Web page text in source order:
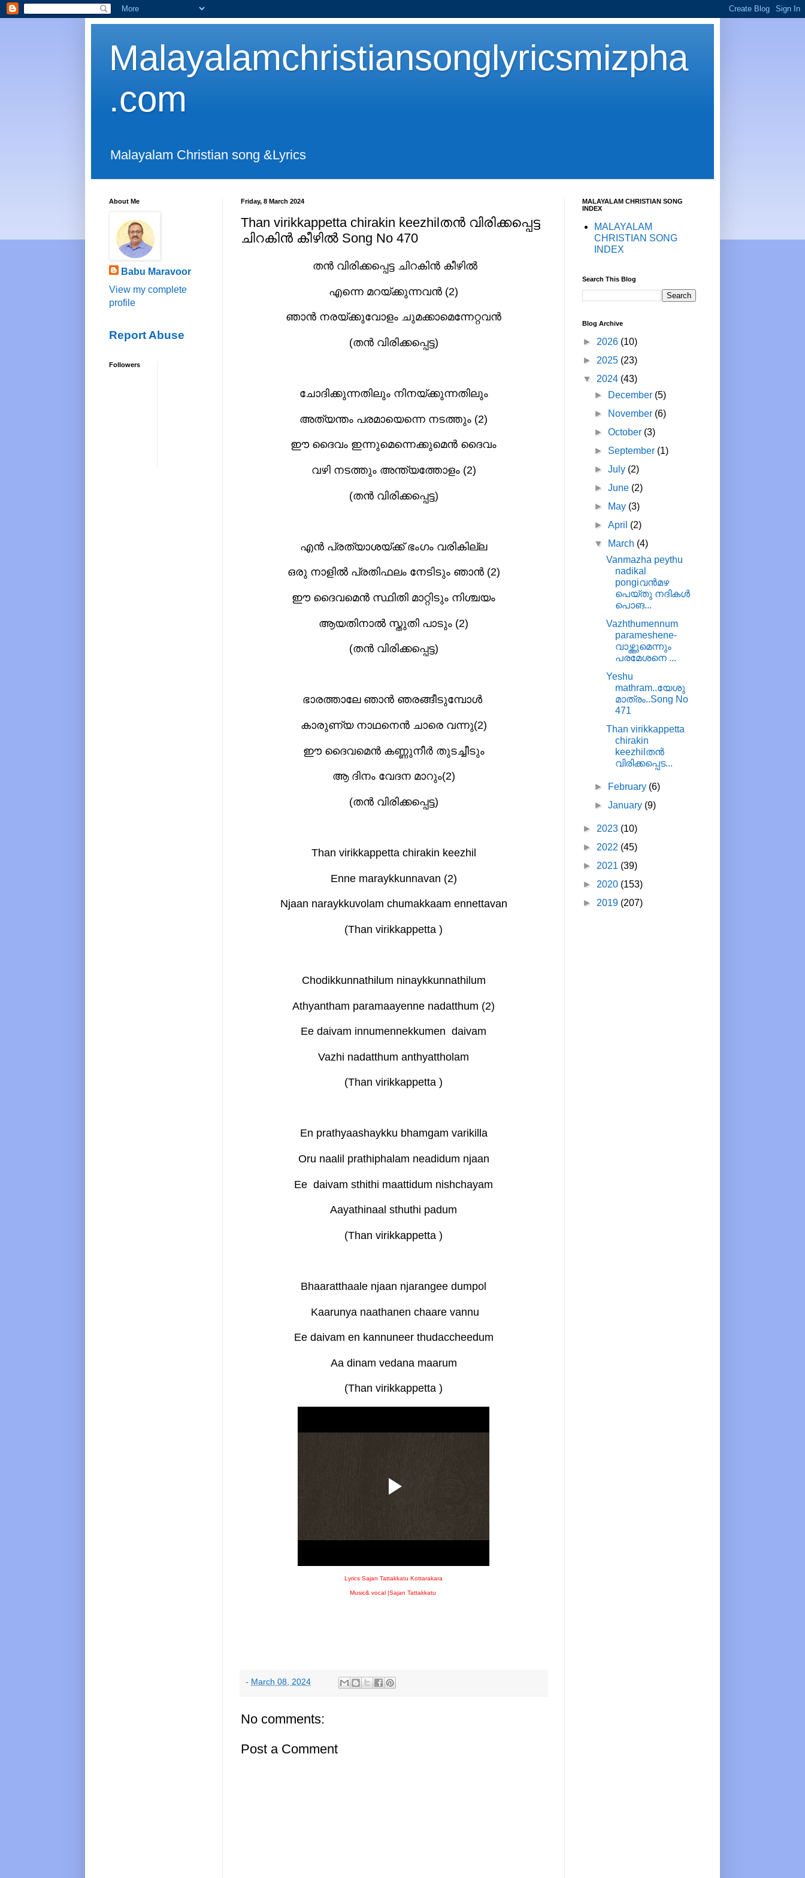
Malayalamchristiansonglyricsmizpha
.com
Malayalam Christian song &Lyrics
Friday, 8 March 2024
Than virikkappetta chirakin keezhilതൻ വിരിക്കപ്പെട്ട
ചിറകിൻ കീഴിൽ Song No 470
തൻ വിരിക്കപ്പെട്ട ചിറകിൻ കീഴിൽ
എന്നെ മറയ്ക്കുന്നവൻ (2)
ഞാൻ നരയ്ക്കുവോളം ചുമക്കാമെന്നേറ്റവൻ
(തൻ വിരിക്കപ്പെട്ട)
ചോദിക്കുന്നതിലും നിനയ്ക്കുന്നതിലും
അത്യന്തം പരമായെന്നെ നടത്തും (2)
ഈ ദൈവം ഇന്നുമെന്നെക്കുമെൻ ദൈവം
വഴി നടത്തും അന്ത്യത്തോളം (2)
(തൻ വിരിക്കപ്പെട്ട)
എൻ പ്രത്യാശയ്ക്ക് ഭംഗം വരികില്ല
ഒരു നാളിൽ പ്രതിഫലം നേടിടും ഞാൻ (2)
ഈ ദൈവമെൻ സ്ഥിതി മാറ്റിടും നിശ്ചയം
ആയതിനാൽ സ്തുതി പാടും (2)
(തൻ വിരിക്കപ്പെട്ട)
ഭാരത്താലേ ഞാൻ ഞരങ്ങീടുമ്പോൾ
കാരുണ്യ നാഥനെൻ ചാരെ വന്നു(2)
ഈ ദൈവമെൻ കണ്ണുനീർ തുടച്ചീടും
ആ ദിനം വേദന മാറും(2)
(തൻ വിരിക്കപ്പെട്ട)
Than virikkappetta chirakin keezhil
Enne maraykkunnavan (2)
Njaan naraykkuvolam chumakkaam ennettavan
(Than virikkappetta )
Chodikkunnathilum ninaykkunnathilum
Athyantham paramaayenne nadatthum (2)
Ee daivam innumennekkumen daivam
Vazhi nadatthum anthyattholam
(Than virikkappetta )
En prathyaashaykku bhamgam varikilla
Oru naalil prathiphalam neadidum njaan
Ee daivam sthithi maattidum nishchayam
Aayathinaal sthuthi padum
(Than virikkappetta )
Bhaaratthaale njaan njarangee dumpol
Kaarunya naathanen chaare vannu
Ee daivam en kannuneer thudaccheedum
Aa dinam vedana maarum
(Than virikkappetta )
Lyrics Sajan Tattakkatu Kottarakara
Music& vocal |Sajan Tattakkatu
- March 08, 2024
No comments:
Post a Comment
About Me
Babu Maravoor
View my complete
profile
Report Abuse
Followers
MALAYALAM CHRISTIAN SONG
INDEX
MALAYALAM
CHRISTIAN SONG
INDEX
Search This Blog
Blog Archive
► 2026 (10)
► 2025 (23)
▼ 2024 (43)
►
December (5)
►
November (6)
►October (3)
► September (1)
►July (2)
►June (2)
►
May (3)
►April (2)
▼
March (4)
Vanmazha peythu
nadikal
pongiവൻമഴ
പെയ്തു നദികൾ
പൊങ...
Vazhthumennum
parameshene-
വാഴ്ത്തുമെന്നും
പരമേശനെ ...
Yeshu
mathram..യേശു
മാത്രം..Song No
471
Than virikkappetta
chirakin
keezhilതൻ
വിരിക്കപ്പെട...
► February (6)
►January (9)
► 2023 (10)
► 2022 (45)
► 2021 (39)
► 2020 (153)
► 2019 (207)